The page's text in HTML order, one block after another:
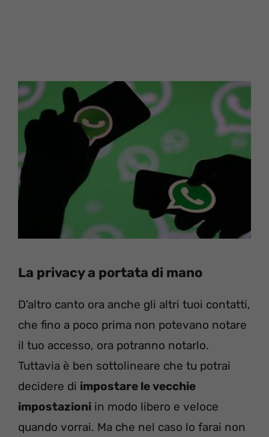
La privacy a portata di mano
D’altro canto ora anche gli altri tuoi contatti,
che fino a poco prima non potevano notare
il tuo accesso, ora potranno notarlo.
Tuttavia è ben sottolineare che tu potrai
decidere di impostare le vecchie
impostazioni in modo libero e veloce
quando vorrai. Ma che nel caso lo farai non